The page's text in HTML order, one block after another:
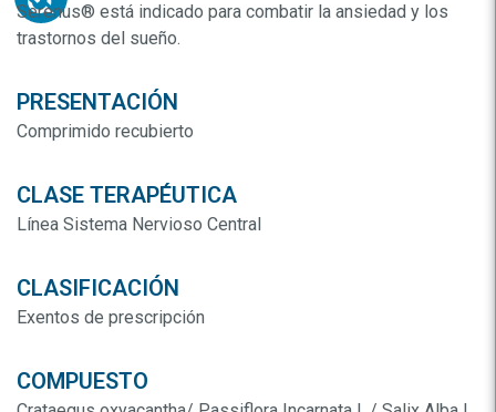
Serenus® está indicado para combatir la ansiedad y los
trastornos del sueño.
PRESENTACIÓN
Comprimido recubierto
CLASE TERAPÉUTICA
Línea Sistema Nervioso Central
CLASIFICACIÓN
Exentos de prescripción
COMPUESTO